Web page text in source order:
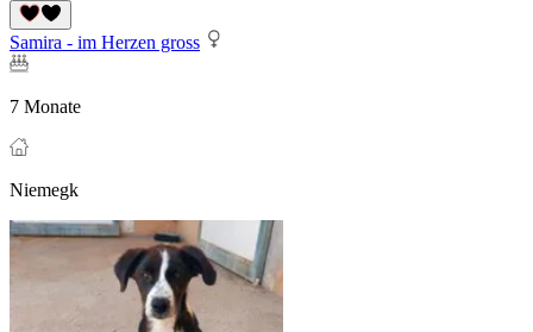
Samira - im Herzen gross
7 Monate
Niemegk